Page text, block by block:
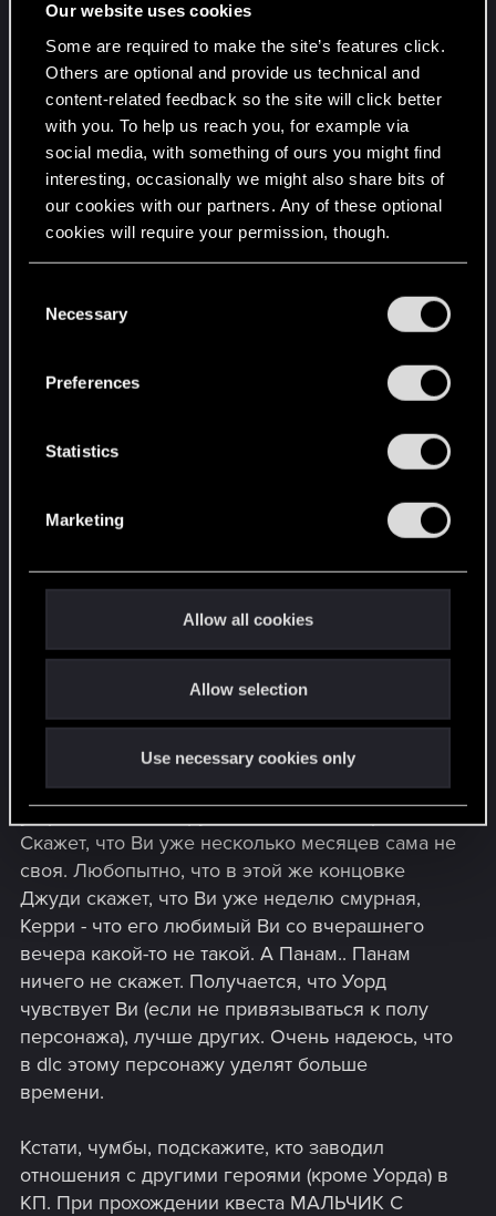
Our website uses cookies
Some are required to make the site’s features click.
Others are optional and provide us technical and
content-related feedback so the site will click better
with you. To help us reach you, for example via
social media, with something of ours you might find
interesting, occasionally we might also share bits of
our cookies with our partners. Any of these optional
cookies will require your permission, though.
and tweak your preferences regarding them in the
Necessary
Preferences
Statistics
Marketing
Allow all cookies
Allow selection
Use necessary cookies only
разобраться с ней именно таким образом?
Ведь с Когтями ему удаётся разрешить
конфликт просто на словах. Значит, от её
выходки его, похоже, переклинило. Может, она
с друзьями тоже решила устроить налет на
магазин пожилой семейной пары? Жаль, что
истинную причину мы не узнаем. Но этот
диалог с Уордом в какой-то степени
оправдывает то, что Ви не пытается его
привлечь в помощники в поисках исцеления.
половина репортажей по телеку, связанных с
подругой? Второй момент, который так же
меня насторожил - это то, с каким азартом
Ривер погружается в работу. И даже не знает
про то, что племянник - наркоман, а сестра от
пыталась свести счеты с жизнью. Жутко даже.
По жизни обычно такие люди теряют многое,
если не всё. Это поведение Ривера странно
вдвойне, потому что они с сестрой росли в
интернате и часто такие семейные узы крепче
обычных. Остаётся надеяться, что Ривер
действительно понял свою ошибку и не
повторит её ни с сестрой, ни с Ви (в случае
романтических отношений). По крайней мере,
предпосылки к этому есть уже в концовке
Солнце, когда Ривер приготовит кофе и
устроит своей подруге маленький допрос.
Скажет, что Ви уже несколько месяцев сама не
своя. Любопытно, что в этой же концовке
Джуди скажет, что Ви уже неделю смурная,
Керри - что его любимый Ви со вчерашнего
вечера какой-то не такой. А Панам.. Панам
ничего не скажет. Получается, что Уорд
чувствует Ви (если не привязываться к полу
персонажа), лучше других. Очень надеюсь, что
в dlc этому персонажу уделят больше
времени.
Кстати, чумбы, подскажите, кто заводил
отношения с другими героями (кроме Уорда) в
КП. При прохождении квеста МАЛЬЧИК С